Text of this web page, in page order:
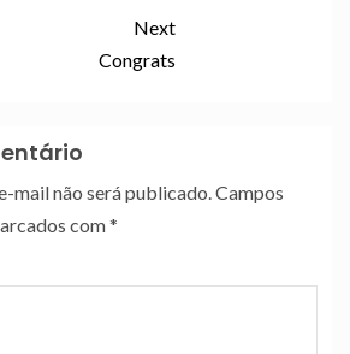
Next
Congrats
mail não será publicado. Campos
com*